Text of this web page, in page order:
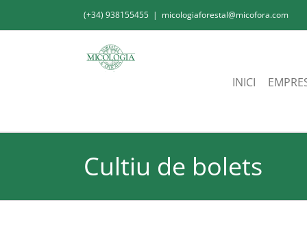
(+34) 938155455 | micologiaforestal@micofora.com
INICI
Cultiu de bolets